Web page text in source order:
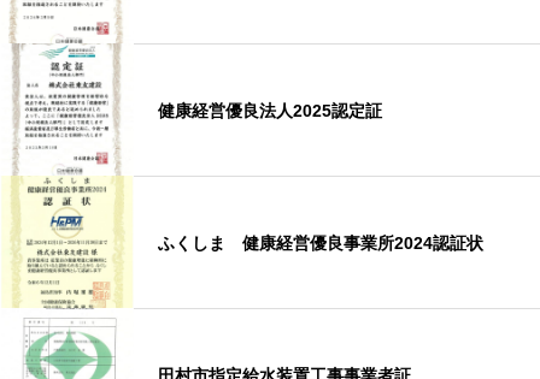
健康経営優良法人2025認定証
ふくしま 健康経営優良事業所2024認証状
田村市指定給水装置工事事業者証